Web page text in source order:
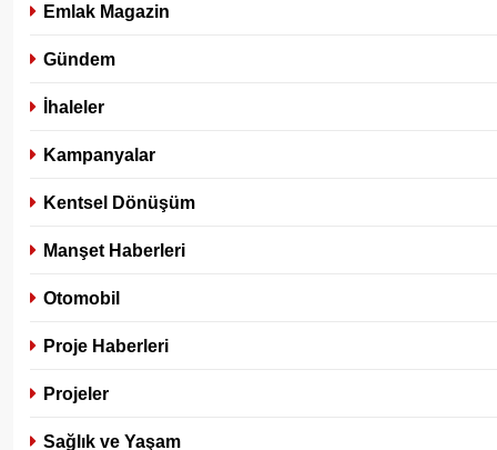
Emlak Magazin
Gündem
İhaleler
Kampanyalar
Kentsel Dönüşüm
Manşet Haberleri
Otomobil
Proje Haberleri
Projeler
Sağlık ve Yaşam